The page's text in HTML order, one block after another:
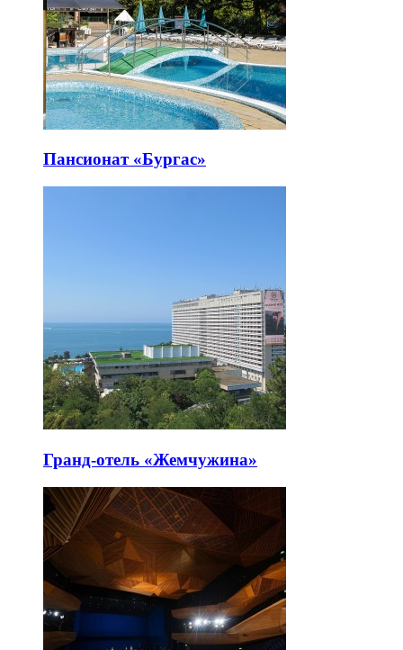
Пансионат «Бургас»
Гранд-отель «Жемчужина»